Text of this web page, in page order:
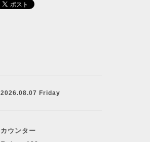
2026.08.07 Friday
カウンター